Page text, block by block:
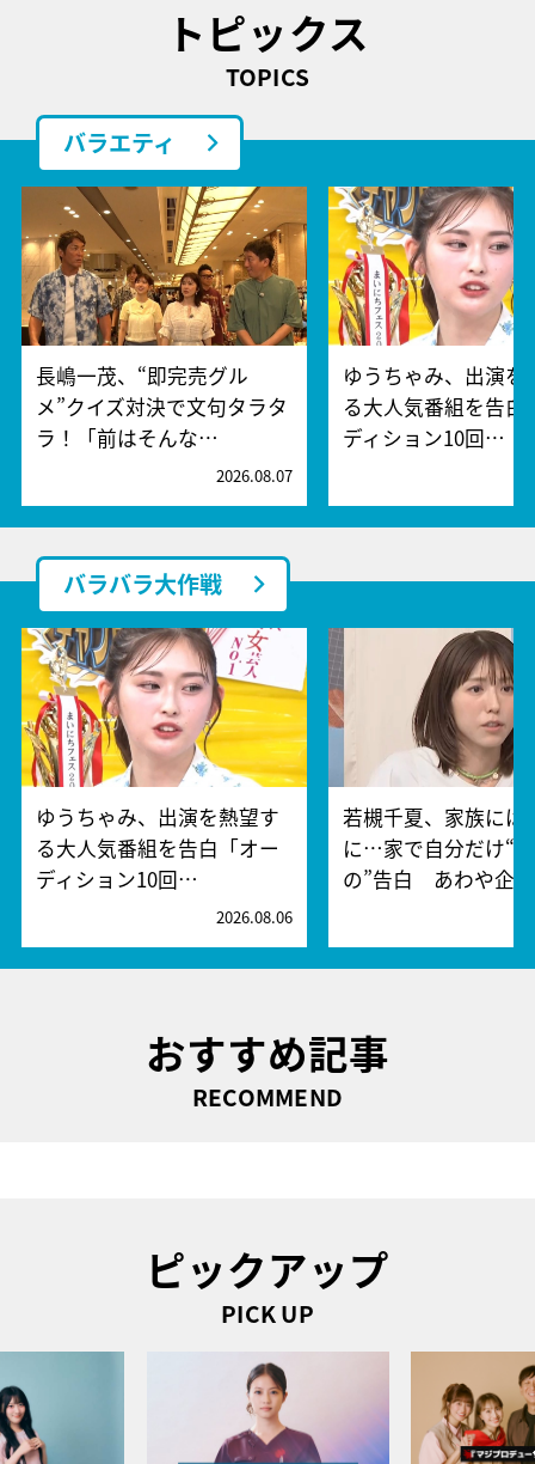
トピックス
TOPICS
バラエティ
長嶋一茂、“即完売グル
メ”クイズ対決で文句タラタ
ラ！「前はそんな…
2026.08.07
ゆうちゃみ、出演を
る大人気番組を告白
ディション10回…
バラバラ大作戦
ゆうちゃみ、出演を熱望す
る大人気番組を告白「オー
ディション10回…
2026.08.06
若槻千夏、家族には
に…家で自分だけ“
の”告白 あわや企…
おすすめ記事
RECOMMEND
ピックアップ
PICK UP